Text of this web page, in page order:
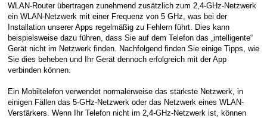
WLAN-Router übertragen zunehmend zusätzlich zum 2,4-GHz-Netzwerk
ein WLAN-Netzwerk mit einer Frequenz von 5 GHz, was bei der
Installation unserer Apps regelmäßig zu Fehlern führt. Dies kann
beispielsweise dazu führen, dass Sie auf dem Telefon das „intelligente“
Gerät nicht im Netzwerk finden. Nachfolgend finden Sie einige Tipps, wie
Sie dies beheben und Ihr Gerät dennoch erfolgreich mit der App
verbinden können.
Ein Mobiltelefon verwendet normalerweise das stärkste Netzwerk, in
einigen Fällen das 5-GHz-Netzwerk oder das Netzwerk eines WLAN-
Verstärkers. Wenn Ihr Telefon nicht im 2,4-GHz-Netzwerk ist, können